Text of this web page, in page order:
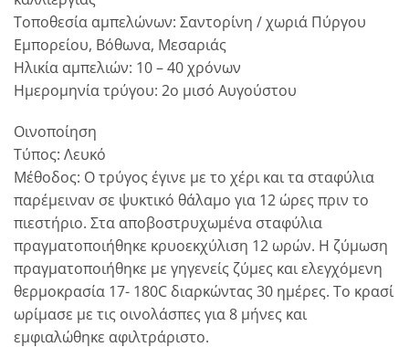
Τοποθεσία αμπελώνων: Σαντορίνη / χωριά Πύργου
Εμπορείου, Βόθωνα, Μεσαριάς
Ηλικία αμπελιών: 10 – 40 χρόνων
Ημερομηνία τρύγου: 2ο μισό Αυγούστου
Οινοποίηση
Τύπος: Λευκό
Μέθοδος: Ο τρύγος έγινε με το χέρι και τα σταφύλια
παρέμειναν σε ψυκτικό θάλαμο για 12 ώρες πριν το
πιεστήριο. Στα αποβοστρυχωμένα σταφύλια
πραγματοποιήθηκε κρυοεκχύλιση 12 ωρών. Η ζύμωση
πραγματοποιήθηκε με γηγενείς ζύμες και ελεγχόμενη
θερμοκρασία 17- 180C διαρκώντας 30 ημέρες. Το κρασί
ωρίμασε με τις οινολάσπες για 8 μήνες και
εμφιαλώθηκε αφιλτράριστο.